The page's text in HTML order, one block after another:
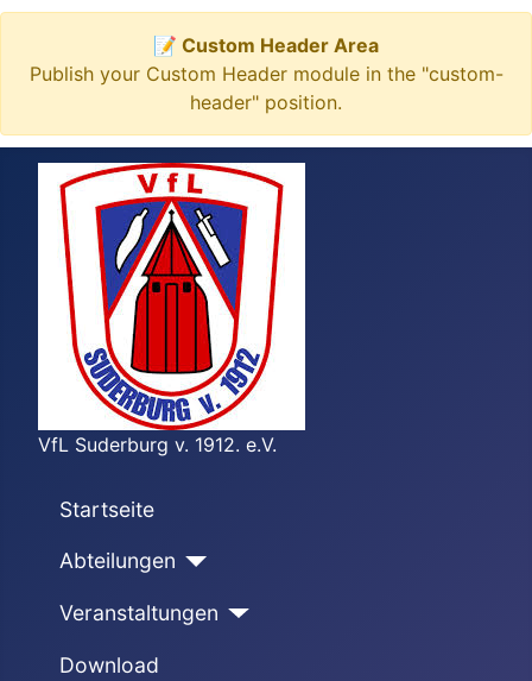
📝 Custom Header Area
Publish your Custom Header module in the "custom-
header" position.
VfL Suderburg v. 1912. e.V.
Startseite
Abteilungen
Veranstaltungen
Download